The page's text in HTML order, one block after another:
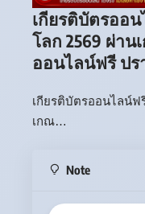
เกียรติบัตรออ
โลก 2569 ผ่า
ออนไลน์ฟรี ป
เกียรติบัตรออนไลน์ฟ
เกณ…
Note